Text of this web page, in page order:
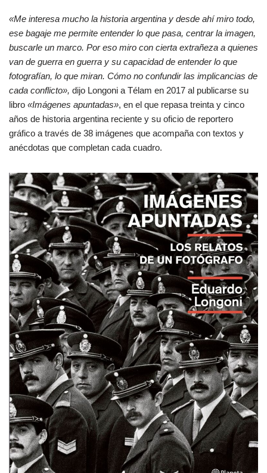
«Me interesa mucho la historia argentina y desde ahí miro todo,
ese bagaje me permite entender lo que pasa, centrar la imagen,
buscarle un marco. Por eso miro con cierta extrañeza a quienes
van de guerra en guerra y su capacidad de entender lo que
fotografí­an, lo que miran. Cómo no confundir las implicancias de
cada conflicto», dijo Longoni a Télam en 2017 al publicarse su
libro «Imágenes apuntadas», en el que repasa treinta y cinco
años de historia argentina reciente y su oficio de reportero
gráfico a través de 38 imágenes que acompaña con textos y
anécdotas que completan cada cuadro.